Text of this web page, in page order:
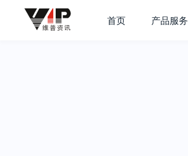
首页 产品服务